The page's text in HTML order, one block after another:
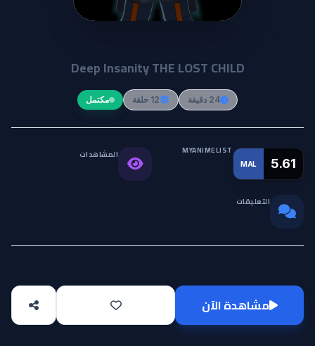
Deep Insanity: The Lost Child
Deep Insanity THE LOST CHILD
24 دقيقة 12 حلقة مكتمل
MAL 5.61
MYANIMELIST المشاهدات
التعليقات
مشاهدة الآن